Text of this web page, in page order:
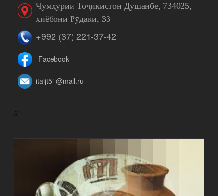
Ҷумҳурии Тоҷикистон Душанбе, 734025,
хиёбони Рӯдакӣ, 33
+992 (37) 221-37-42
Facebook
itaijt51@mail.ru
//